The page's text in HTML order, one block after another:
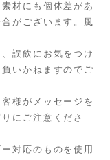
材にも個体差があ
がございます。風
誤飲にお気をつけ
いかねますのでご
様がメッセージを
にご注意くださ
対応のものを使用